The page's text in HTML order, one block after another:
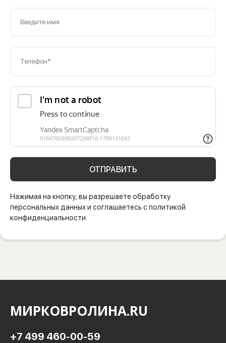
Введите имя
Телефон*
ОТПРАВИТЬ
Нажимая на кнопку, вы разрешаете обработку
персональных данных и соглашаетесь с политикой
конфиденциальности.
МИРКОВРОЛИНА.RU
+7 499 460-00-59